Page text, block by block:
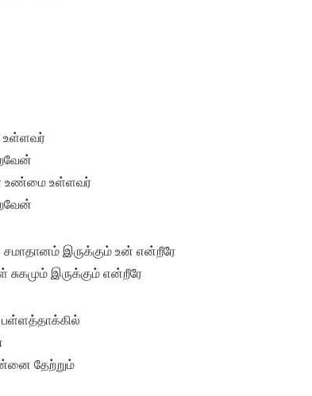
உள்ளவர்
இருக்கும் உன் என்றீரே
இருக்கும் என்றீரே
தேற்றும்